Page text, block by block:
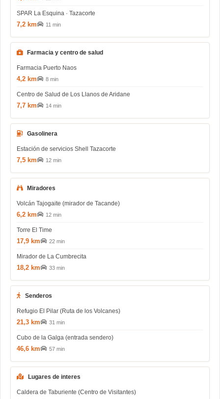
SPAR La Esquina · Tazacorte
7,2 km 11 min
Farmacia y centro de salud
Farmacia Puerto Naos
4,2 km 8 min
Centro de Salud de Los Llanos de Aridane
7,7 km 14 min
Gasolinera
Estación de servicios Shell Tazacorte
7,5 km 12 min
Miradores
Volcán Tajogaite (mirador de Tacande)
6,2 km 12 min
Torre El Time
17,9 km 22 min
Mirador de La Cumbrecita
18,2 km 33 min
Senderos
Refugio El Pilar (Ruta de los Volcanes)
21,3 km 31 min
Cubo de la Galga (entrada sendero)
46,6 km 57 min
Lugares de interes
Caldera de Taburiente (Centro de Visitantes)